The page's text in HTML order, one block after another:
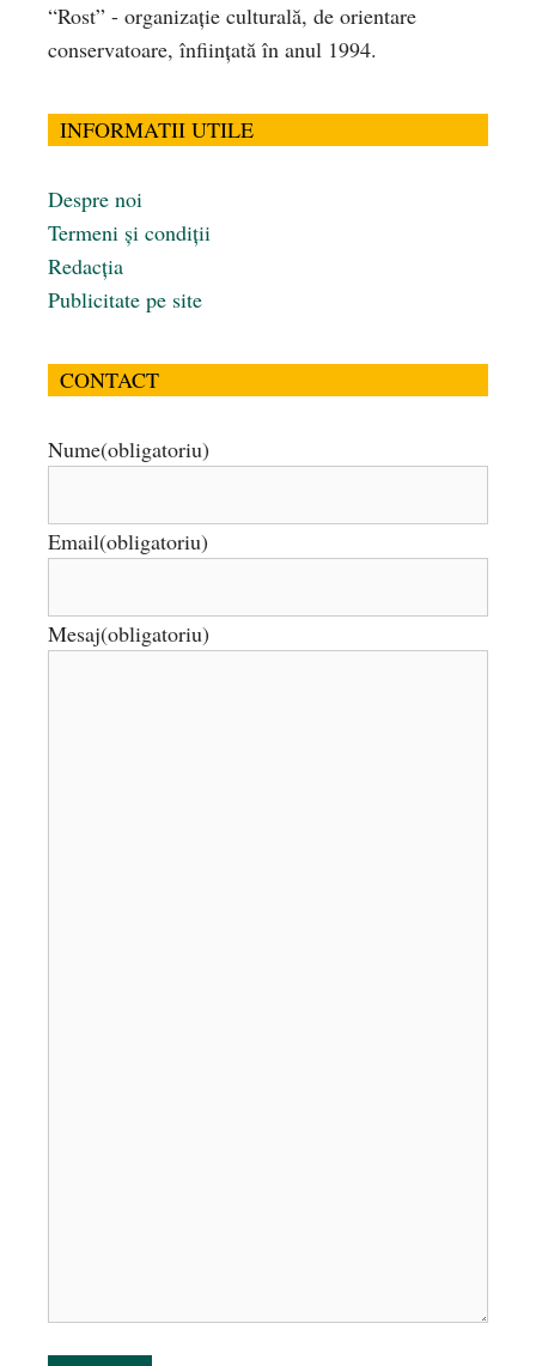
“Rost” - organizaţie culturală, de orientare
conservatoare, înfiinţată în anul 1994.
INFORMATII UTILE
Despre noi
Termeni și condiții
Redacția
Publicitate pe site
CONTACT
Nume(obligatoriu)
Email(obligatoriu)
Mesaj(obligatoriu)